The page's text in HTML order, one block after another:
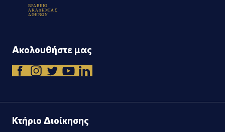
ΒΡΑΒΕΙΟ
ΑΚΑΔΗΜΙΑ Σ
ΑΘΗΝΩΝ
Ακολουθήστε μας
Κτήριο Διοίκησης